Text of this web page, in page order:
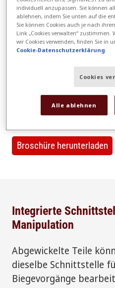
SigmaUNFOLD kann Ihren
verändern
Broschüre herunterladen
Integrierte
Manipulation
Abgewickelte Teile
dieselbe Schnittstelle
Biegevorgänge
individuell anzupassen. Sie können
ablehnen, indem Sie unten auf die
Sie können Cookies auch je nach
Link „Cookies verwalten“
wir Cookies verwenden, finden Sie in
Cookie-Datenschutzerklärung.
Cookies
Alle ablehnen